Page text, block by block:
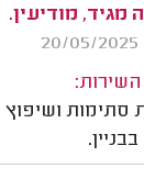
מגיד, מודיעין.
השירות:
סתימות